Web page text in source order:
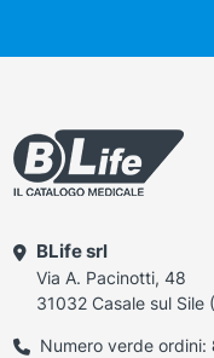
BLife srl
Via A. Pacinotti, 48
31032 Casale sul Sile
Numero verde ordini: